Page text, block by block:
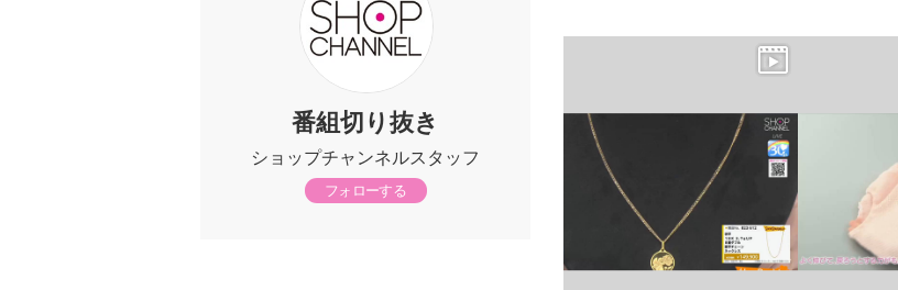
番組切り抜き
ショップチャンネルスタッフ
フォローする